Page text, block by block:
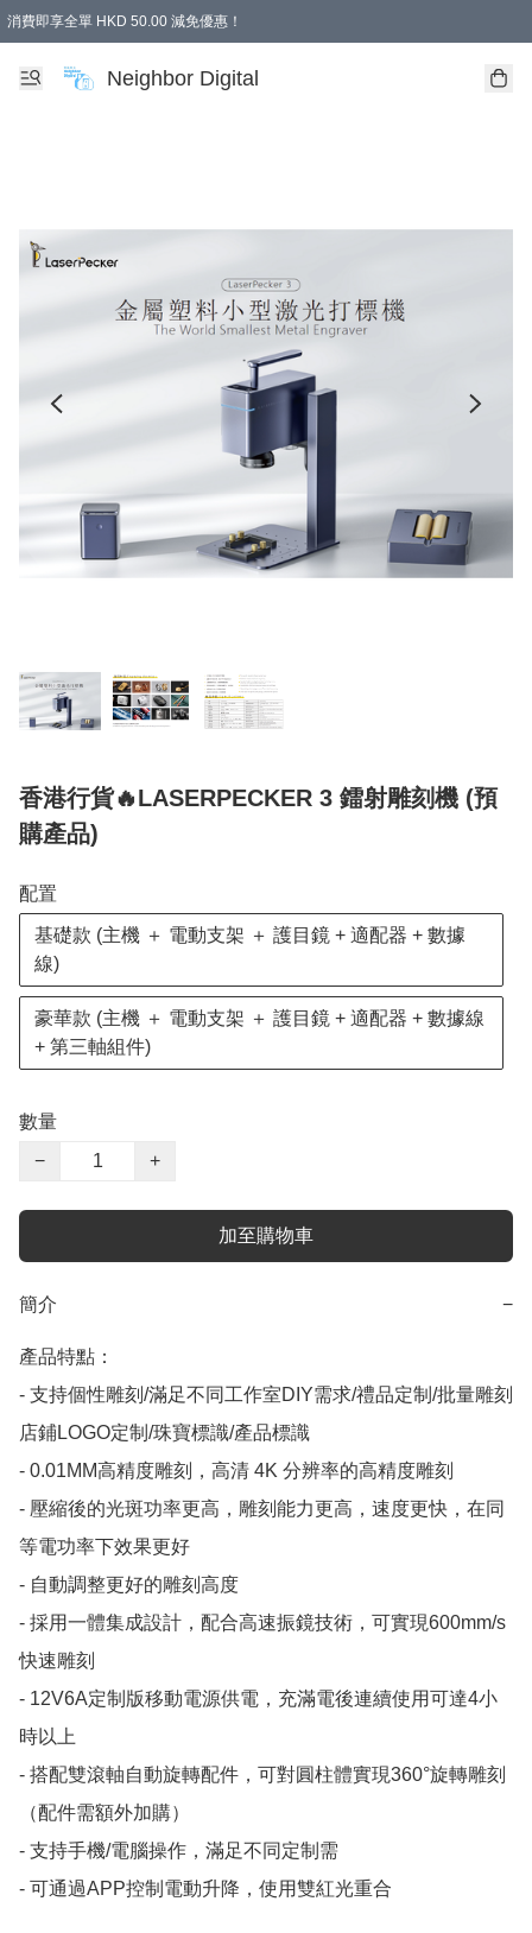
消費即享全單 HKD 50.00 減免優惠！
Neighbor Digital
香港行貨🔥LASERPECKER 3 鐳射雕刻機 (預
購產品)
配置
基礎款 (主機 ＋ 電動支架 ＋ 護目鏡 + 適配器 + 數據
線)
豪華款 (主機 ＋ 電動支架 ＋ 護目鏡 + 適配器 + 數據線
+ 第三軸組件)
數量
−
+
加至購物車
簡介 −
產品特點：
- 支持個性雕刻/滿足不同工作室DIY需求/禮品定制/批量雕刻
店鋪LOGO定制/珠寶標識/產品標識
- 0.01MM高精度雕刻，高清 4K 分辨率的高精度雕刻
- 壓縮後的光斑功率更高，雕刻能力更高，速度更快，在同
等電功率下效果更好
- 自動調整更好的雕刻高度
- 採用一體集成設計，配合高速振鏡技術，可實現600mm/s
快速雕刻
- 12V6A定制版移動電源供電，充滿電後連續使用可達4小
時以上
- 搭配雙滾軸自動旋轉配件，可對圓柱體實現360°旋轉雕刻
（配件需額外加購）
- 支持手機/電腦操作，滿足不同定制需
- 可通過APP控制電動升降，使用雙紅光重合